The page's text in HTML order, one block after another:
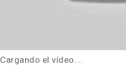
Cargando el vídeo....